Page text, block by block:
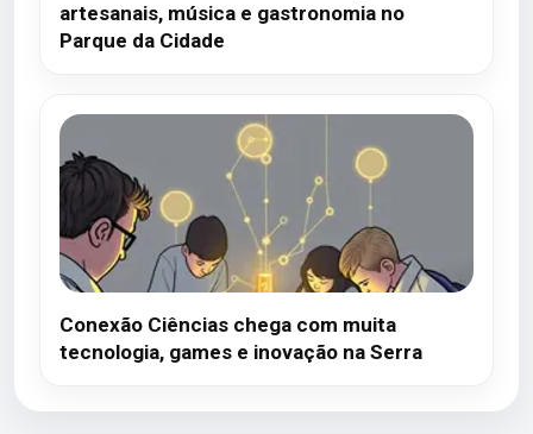
artesanais, música e gastronomia no
Parque da Cidade
Conexão Ciências chega com muita
tecnologia, games e inovação na Serra